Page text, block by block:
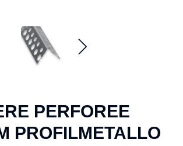
PERFOREE
PROFILMETALLO